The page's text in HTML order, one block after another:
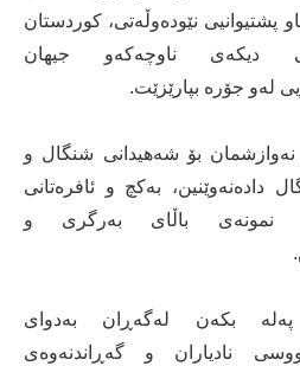
پشتیوانیی نێودەوڵەتی، کوردستان
دیکەی ناوچەکەو جیهان
لەو جۆرە بپارێزێت.
بۆ شەهیدانی شنگال و
دادەنەوێنین، بەکچ و ئافرەتانی
نمونەی باڵای بەرگری و
پەلە بکەن له‌گه‌ڕان به‌دوای
نادیاران و گه‌ڕاندنه‌وه‌ی